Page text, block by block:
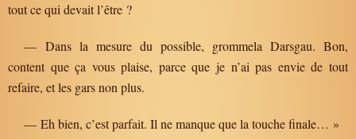
tout ce qui devait l’être ?
— Dans la mesure du possible, grommela Darsgau. Bon,
content que ça vous plaise, parce que je n’ai pas envie de tout
refaire, et les gars non plus.
— Eh bien, c’est parfait. Il ne manque que la touche finale… »